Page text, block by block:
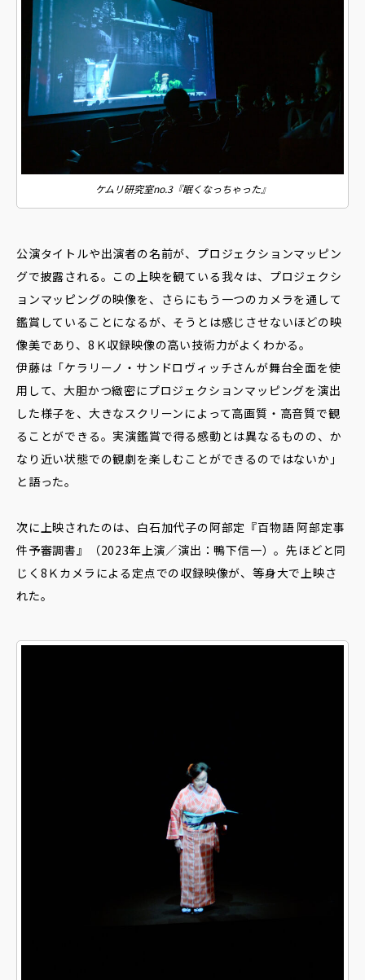
ケムリ研究室no.3『眠くなっちゃった』
公演タイトルや出演者の名前が、プロジェクションマッピン
グで披露される。この上映を観ている我々は、プロジェクシ
ョンマッピングの映像を、さらにもう一つのカメラを通して
鑑賞していることになるが、そうとは感じさせないほどの映
像美であり、8Ｋ収録映像の高い技術力がよくわかる。
伊藤は「ケラリーノ・サンドロヴィッチさんが舞台全面を使
用して、大胆かつ緻密にプロジェクションマッピングを演出
した様子を、大きなスクリーンによって高画質・高音質で観
ることができる。実演鑑賞で得る感動とは異なるものの、か
なり近い状態での観劇を楽しむことができるのではないか」
と語った。
次に上映されたのは、白石加代子の阿部定『百物語 阿部定事
件予審調書』（2023年上演／演出：鴨下信一）。先ほどと同
じく8Ｋカメラによる定点での収録映像が、等身大で上映さ
れた。